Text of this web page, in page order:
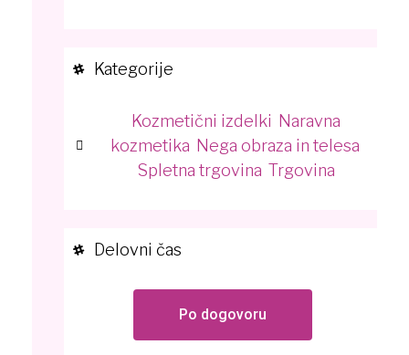
Kategorije
Kozmetični izdelki Naravna
kozmetika Nega obraza in telesa
Spletna trgovina Trgovina
Delovni čas
Po dogovoru